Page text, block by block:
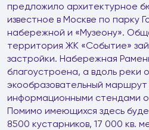
предложило архитектурное
известное в Москве по парку
набережной и «Музеону».
территория ЖК «Событие»
застройки. Набережная
благоустроена, а вдоль реки
экообразовательный маршрут
информационными стендами
Помимо имеющихся здесь
8500 кустарников, 17 000 кв.